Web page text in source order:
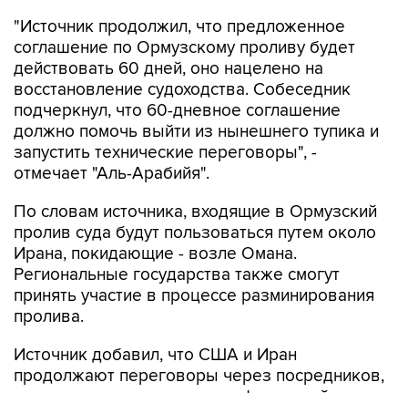
"Источник продолжил, что предложенное
соглашение по Ормузскому проливу будет
действовать 60 дней, оно нацелено на
восстановление судоходства. Собеседник
подчеркнул, что 60-дневное соглашение
должно помочь выйти из нынешнего тупика и
запустить технические переговоры", -
отмечает "Аль-Арабийя".
По словам источника, входящие в Ормузский
пролив суда будут пользоваться путем около
Ирана, покидающие - возле Омана.
Региональные государства также смогут
принять участие в процессе разминирования
пролива.
Источник добавил, что США и Иран
продолжают переговоры через посредников,